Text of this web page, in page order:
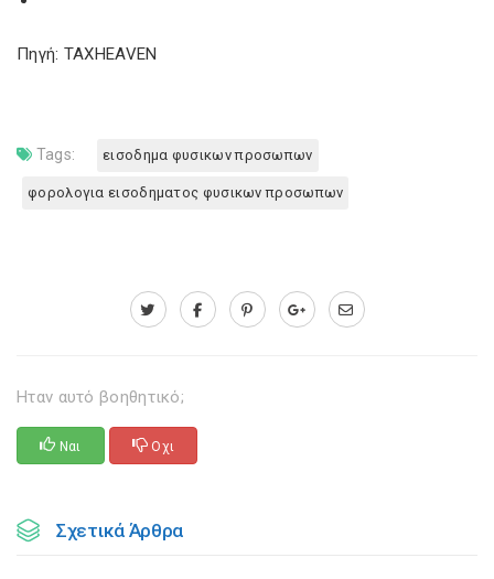
Πηγή: TAXHEAVEN
Tags: εισοδημα φυσικων προσωπων
φορολογια εισοδηματος φυσικων προσωπων
Ηταν αυτό βοηθητικό;
Ναι Οχι
Σχετικά Άρθρα